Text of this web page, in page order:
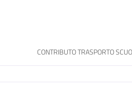
CONTRIBUTO TRASPORTO